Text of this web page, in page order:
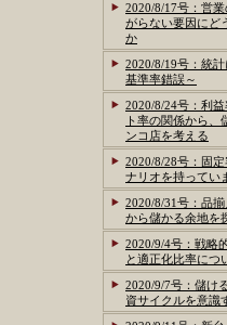
2020/8/17号：営
がらない要因にど
か
2020/8/19号：統計
基準率錯誤～
2020/8/24号：利
ト率の関係から、
ンコ店を考える
2020/8/28号：固
ナリオを持ってい
2020/8/31号：品
から儲かる余地を
2020/9/4号：戦略
と適正化比率につ
2020/9/7号：儲け
資サイクルを意識